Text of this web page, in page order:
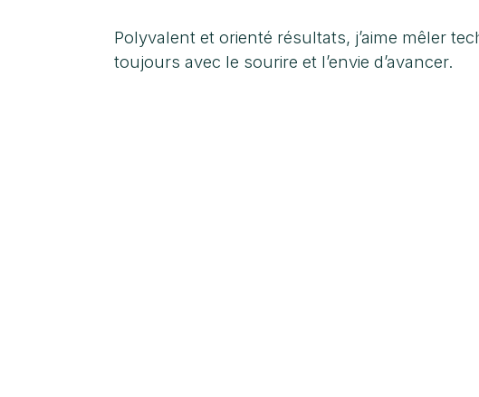
Polyvalent et orienté résultats, j’aime mêler
toujours avec le sourire et l’envie d’avancer.